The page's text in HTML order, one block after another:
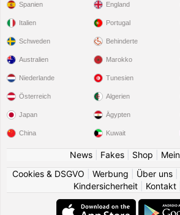
Spanien
Italien
Schweden
England
Portugal
Behinderte
Australien
Niederlande
Österreich
Japan
China
Marokko
Tunesien
Algerien
Ägypten
Kuwait
News| Fakes| Shop
Cookies & DSGVO
Werbung Über uns
Kindersicherheit
Kontakt